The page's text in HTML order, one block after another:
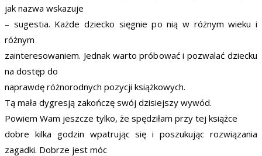
jak nazwa wskazuje
– sugestia. Każde dziecko sięgnie po nią w różnym wieku i
różnym
zainteresowaniem. Jednak warto próbować i pozwalać dziecku
na dostęp do
naprawdę różnorodnych pozycji książkowych.
Tą mała dygresją zakończę swój dzisiejszy wywód.
Powiem Wam jeszcze tylko, że spędziłam przy tej książce
dobre kilka godzin wpatrując się i poszukując rozwiązania
zagadki. Dobrze jest móc